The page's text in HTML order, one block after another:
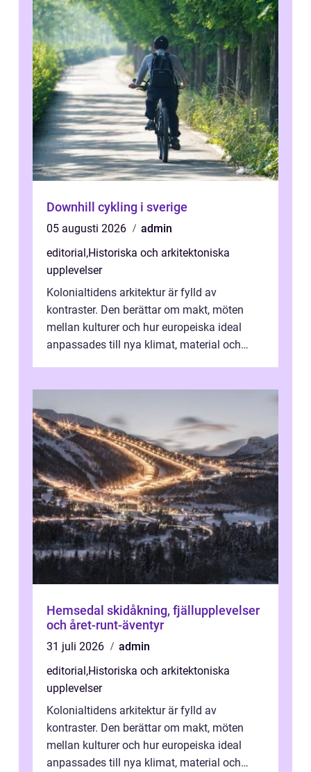
Downhill cykling i sverige
05 augusti 2026
admin
editorial,Historiska och arkitektoniska
upplevelser
Kolonialtidens arkitektur är fylld av
kontraster. Den berättar om makt, möten
mellan kulturer och hur europeiska ideal
anpassades till nya klimat, material och
Hemsedal skidåkning, fjällupplevelser
och året-runt-äventyr
31 juli 2026
admin
editorial,Historiska och arkitektoniska
upplevelser
Kolonialtidens arkitektur är fylld av
kontraster. Den berättar om makt, möten
mellan kulturer och hur europeiska ideal
anpassades till nya klimat, material och